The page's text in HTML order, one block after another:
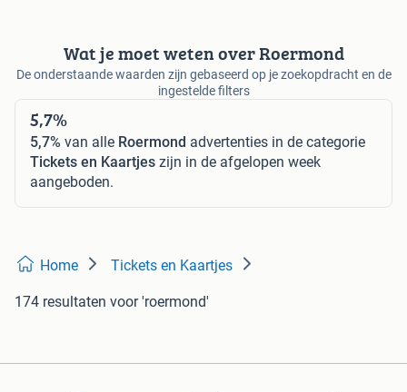
Wat je moet weten over Roermond
De onderstaande waarden zijn gebaseerd op je zoekopdracht en de
ingestelde filters
5,7%
5,7% van alle Roermond advertenties in de categorie
Tickets en Kaartjes zijn in de afgelopen week
aangeboden.
Home Tickets en Kaartjes
174 resultaten voor 'roermond'